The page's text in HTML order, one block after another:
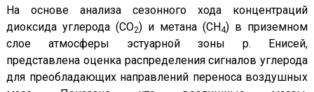
На основе анализа сезонного хода концентраций
диоксида углерода (СО2) и метана (СН4) в приземном
слое атмосферы эстуарной зоны р. Енисей,
представлена оценка распределения сигналов углерода
для преобладающих направлений переноса воздушных